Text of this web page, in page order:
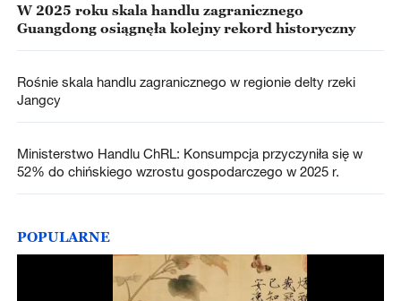
W 2025 roku skala handlu zagranicznego
Guangdong osiągnęła kolejny rekord historyczny
Rośnie skala handlu zagranicznego w regionie delty rzeki
Jangcy
Ministerstwo Handlu ChRL: Konsumpcja przyczyniła się w
52% do chińskiego wzrostu gospodarczego w 2025 r.
POPULARNE